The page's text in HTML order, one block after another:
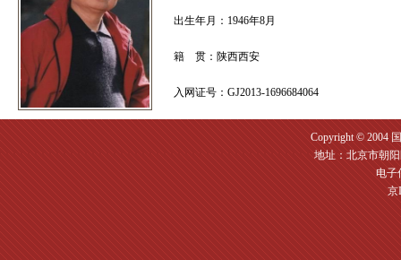
出生年月：1946年8月
籍 贯：陕西西安
入网证号：GJ2013-1696684064
Copyright © 2004
地址：北京市朝
电子
京